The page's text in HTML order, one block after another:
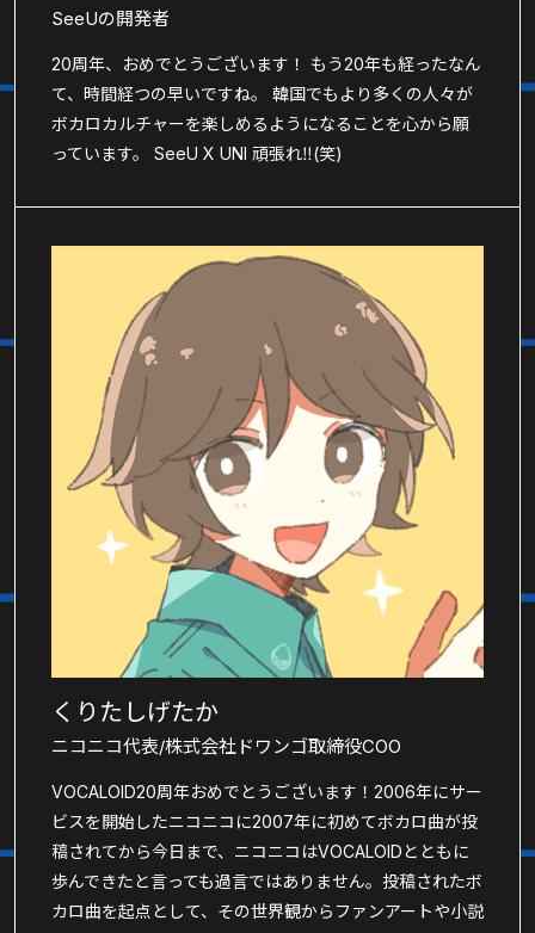
SeeUの開発者
20周年、おめでとうございます！ もう20年も経ったなん
て、時間経つの早いですね。 韓国でもより多くの人々が
ボカロカルチャーを楽しめるようになることを心から願
っています。 SeeU X UNI 頑張れ‼(笑)
くりたしげたか
ニコニコ代表/株式会社ドワンゴ取締役COO
VOCALOID20周年おめでとうございます！2006年にサー
ビスを開始したニコニコに2007年に初めてボカロ曲が投
稿されてから今日まで、ニコニコはVOCALOIDとともに
歩んできたと言っても過言ではありません。投稿されたボ
カロ曲を起点として、その世界観からファンアートや小説